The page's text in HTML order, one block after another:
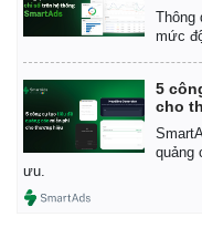
Thông
mức
5
cho
quảng
ưu.